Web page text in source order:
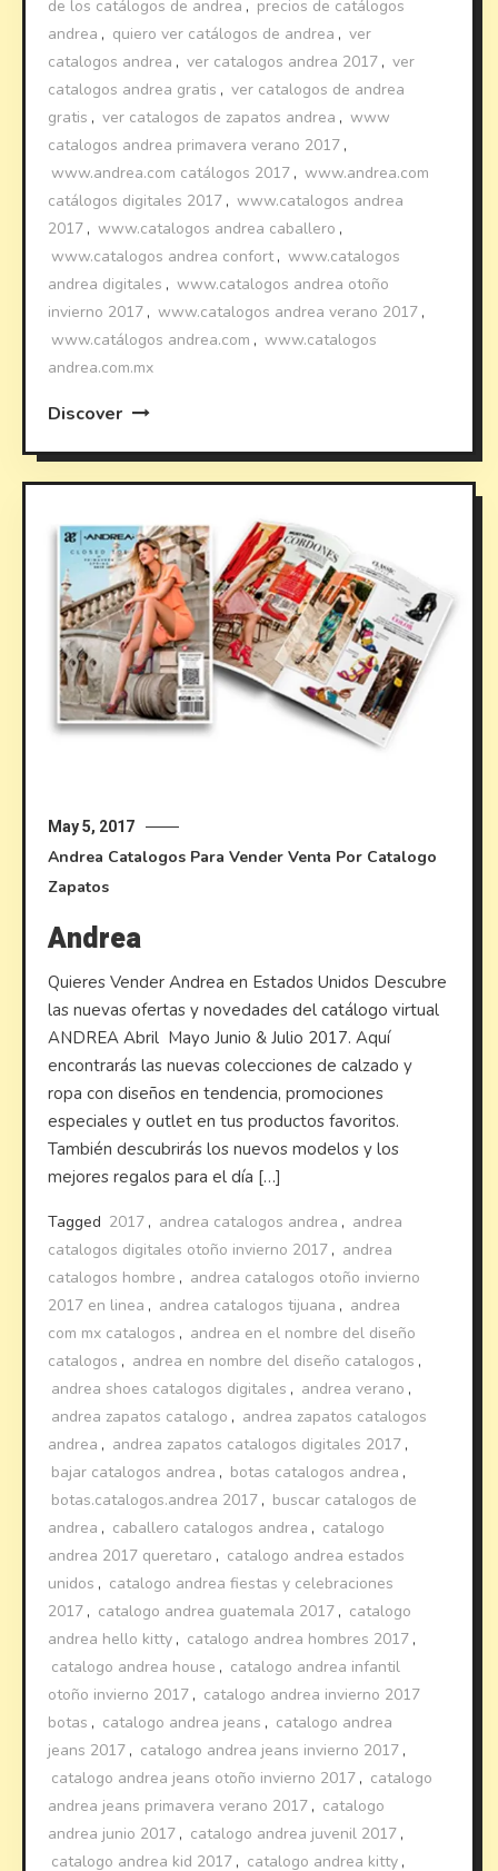
de los catálogos de andrea , precios de catálogos
andrea , quiero ver catálogos de andrea , ver
catalogos andrea , ver catalogos andrea 2017 , ver
catalogos andrea gratis , ver catalogos de andrea
gratis , ver catalogos de zapatos andrea , www
catalogos andrea primavera verano 2017 ,
www.andrea.com catálogos 2017 , www.andrea.com
catálogos digitales 2017 , www.catalogos andrea
2017 , www.catalogos andrea caballero ,
www.catalogos andrea confort, www.catalogos
andrea digitales , www.catalogos andrea otoño
invierno 2017 , www.catalogos andrea verano 2017 ,
www.catálogos andrea.com , www.catalogos
andrea.com.mx
Discover
May 5, 2017
Andrea Catalogos Para Vender Venta Por Catalogo
Zapatos
Andrea
Quieres Vender Andrea en Estados Unidos Descubre
las nuevas ofertas y novedades del catálogo virtual
ANDREA Abril Mayo Junio & Julio 2017. Aquí
encontrarás las nuevas colecciones de calzado y
ropa con diseños en tendencia, promociones
especiales y outlet en tus productos favoritos.
También descubrirás los nuevos modelos y los
mejores regalos para el día […]
Tagged 2017 , andrea catalogos andrea , andrea
catalogos digitales otoño invierno 2017 , andrea
catalogos hombre , andrea catalogos otoño invierno
2017 en linea , andrea catalogos tijuana , andrea
com mx catalogos , andrea en el nombre del diseño
catalogos , andrea en nombre del diseño catalogos ,
andrea shoes catalogos digitales , andrea verano ,
andrea zapatos catalogo , andrea zapatos catalogos
andrea , andrea zapatos catalogos digitales 2017 ,
bajar catalogos andrea , botas catalogos andrea ,
botas.catalogos.andrea 2017 , buscar catalogos de
andrea , caballero catalogos andrea , catalogo
andrea 2017 queretaro , catalogo andrea estados
unidos , catalogo andrea fiestas y celebraciones
2017 , catalogo andrea guatemala 2017 , catalogo
andrea hello kitty , catalogo andrea hombres 2017 ,
catalogo andrea house , catalogo andrea infantil
otoño invierno 2017 , catalogo andrea invierno 2017
botas , catalogo andrea jeans , catalogo andrea
jeans 2017 , catalogo andrea jeans invierno 2017 ,
catalogo andrea jeans otoño invierno 2017 , catalogo
andrea jeans primavera verano 2017 , catalogo
andrea junio 2017 , catalogo andrea juvenil 2017 ,
catalogo andrea kid 2017 , catalogo andrea kitty ,